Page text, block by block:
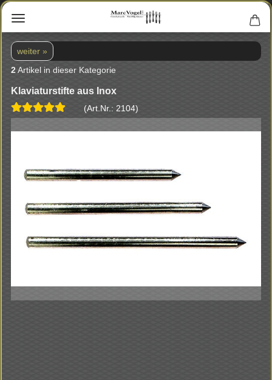
weiter »
2 Artikel in dieser Kategorie
Kla­via­tur­stif­te aus Inox
(Art.Nr.: 2104)